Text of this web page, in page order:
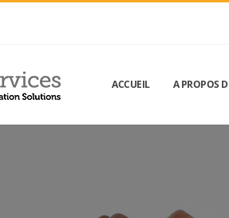
ACCUEIL A PROPOS